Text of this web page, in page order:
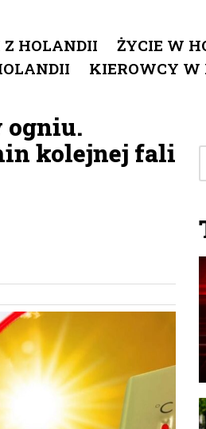
Z HOLANDII
ŻYCIE W
KIEROWCY W
ogniu.
kolejnej fali